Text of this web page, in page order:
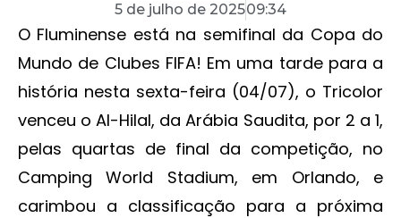
5 de julho de 202509:34
O Fluminense está na semifinal da Copa do
Mundo de Clubes FIFA! Em uma tarde para a
história nesta sexta-feira (04/07), o Tricolor
venceu o Al-Hilal, da Arábia Saudita, por 2 a 1,
pelas quartas de final da competição, no
Camping World Stadium, em Orlando, e
carimbou a classificação para a próxima